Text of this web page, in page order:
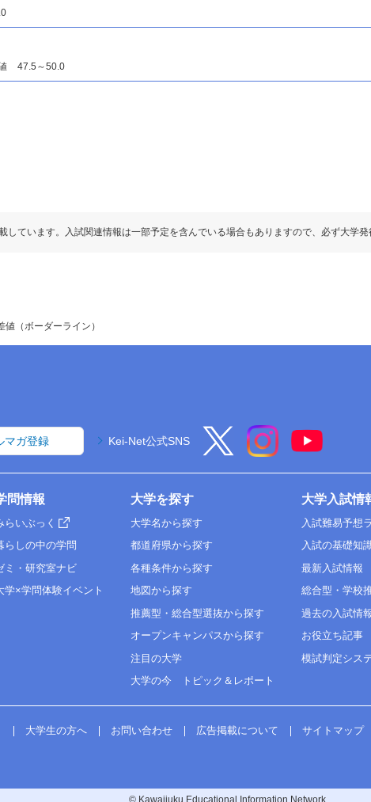
47.5～50.0
しています。入試関連情報は一部予定を含んでいる場合もありますので、必ず大学発
値（ボーダーライン）
マガ登録 Kei-Net公式SNS
問情報
らいぶっく
らしの中の学問
ミ・研究室ナビ
学×学問体験イベント
大学を探す
大学名から探す
都道府県から探す
各種条件から探す
地図から探す
推薦型・総合型選抜から探す
オープンキャンパスから探す
注目の大学
大学の今 トピック＆レポート
大学入試情
入試難易予想
入試の基礎知
最新入試情報
総合型・学校
過去の入試情
お役立ち記事
模試判定シス
大学生の方へ お問い合わせ 広告掲載について サイトマップ
© Kawaijuku Educational Information Network